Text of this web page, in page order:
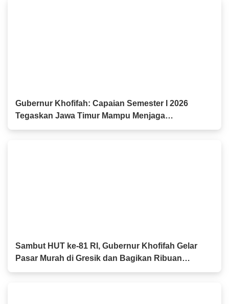
Gubernur Khofifah: Capaian Semester I 2026
Tegaskan Jawa Timur Mampu Menjaga
Pertumbuhan Ekonomi Tertinggi di Pulau Jawa
Sambut HUT ke-81 RI, Gubernur Khofifah Gelar
Pasar Murah di Gresik dan Bagikan Ribuan
Bendera Merah Putih